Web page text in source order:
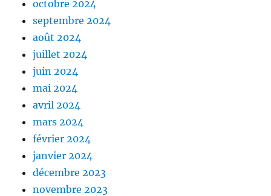
octobre 2024
septembre 2024
août 2024
juillet 2024
juin 2024
mai 2024
avril 2024
mars 2024
février 2024
janvier 2024
décembre 2023
novembre 2023